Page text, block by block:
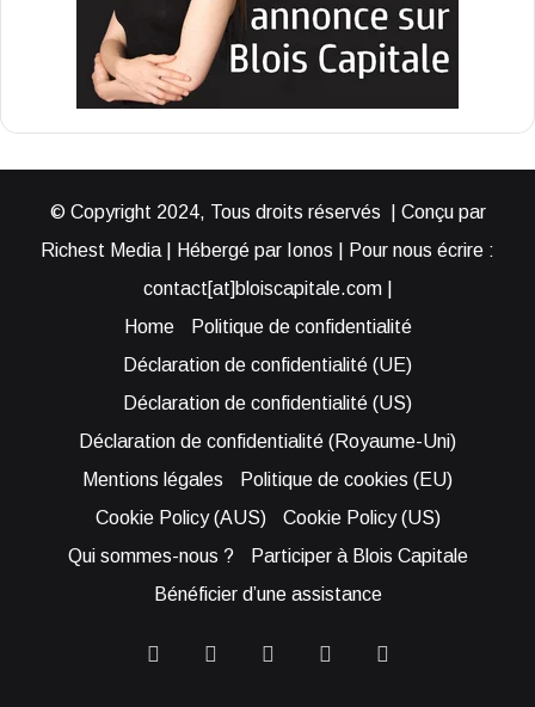
© Copyright 2024, Tous droits réservés | Conçu par
Richest Media | Hébergé par Ionos | Pour nous écrire :
contact[at]bloiscapitale.com |
Home
Politique de confidentialité
Déclaration de confidentialité (UE)
Déclaration de confidentialité (US)
Déclaration de confidentialité (Royaume-Uni)
Mentions légales
Politique de cookies (EU)
Cookie Policy (AUS)
Cookie Policy (US)
Qui sommes-nous ?
Participer à Blois Capitale
Bénéficier d’une assistance
Facebook YouTubeInstagram